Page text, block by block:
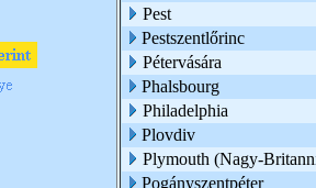
Pest
Pestszentlőrinc
Pétervására
Phalsbourg
Philadelphia
Plovdiv
Plymouth (Nagy-
Pogányszentpéter